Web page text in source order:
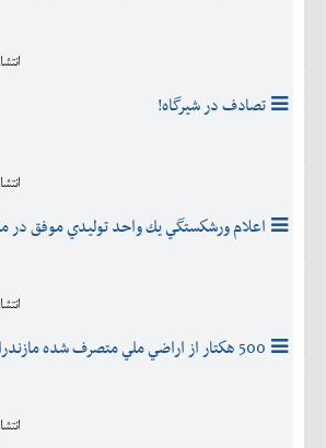
تصادف در شيرگاه!
اعلام ورشكستگي يك واحد توليدي موفق در
500 هكتار از اراضي ملي متصرف شده مازندران پس گرفته شد